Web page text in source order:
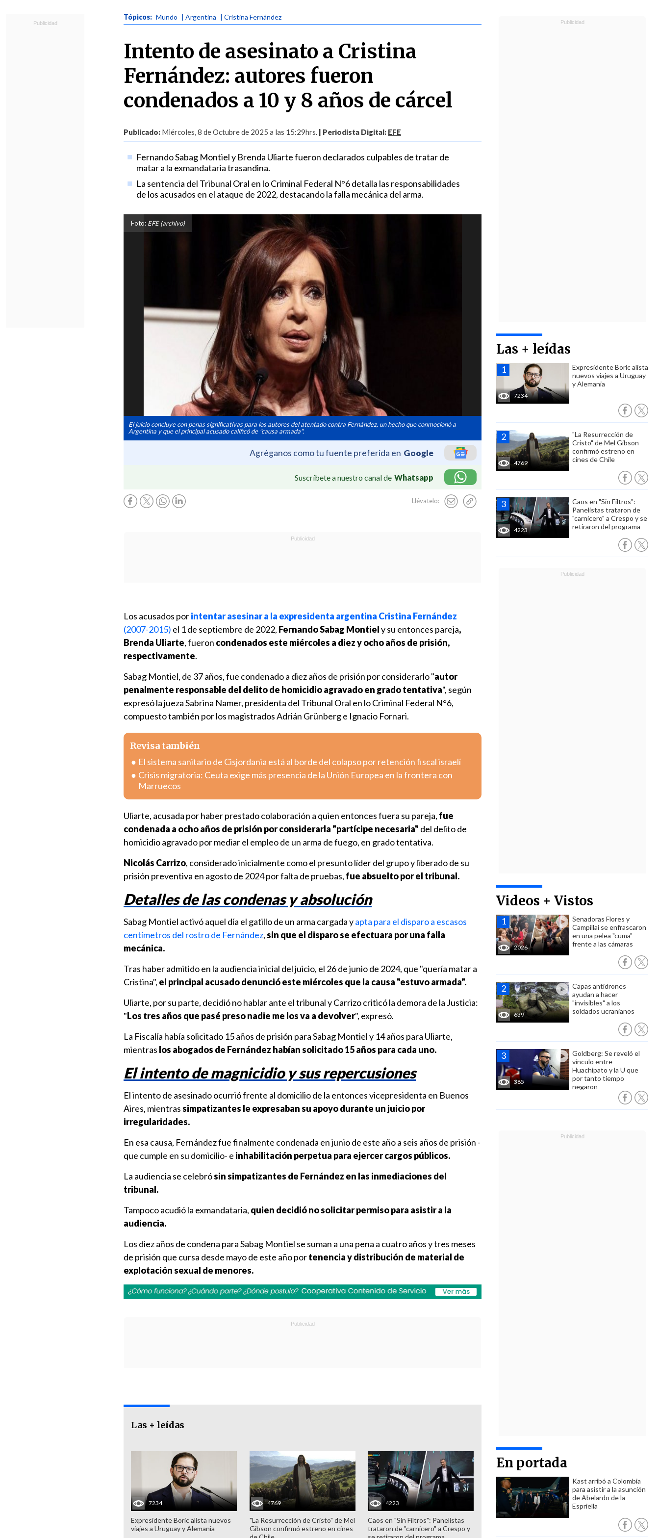
Tópicos: Mundo | Argentina | Cristina Fernández
Intento de asesinato a Cristina
Fernández: autores fueron
condenados a 10 y 8 años de cárcel
Publicado: Miércoles, 8 de Octubre de 2025 a las 15:29hrs. | Periodista Digital: EFE
Fernando Sabag Montiel y Brenda Uliarte fueron declarados culpables de tratar de
matar a la exmandataria trasandina.
La sentencia del Tribunal Oral en lo Criminal Federal N°6 detalla las responsabilidades
de los acusados en el ataque de 2022, destacando la falla mecánica del arma.
Foto: EFE (archivo)
El juicio concluye con penas significativas para los autores del atentado contra Fernández, un hecho que conmocionó a
Argentina y que el principal acusado calificó de "causa armada".
Agréganos como tu fuente preferida en Google
Suscríbete a nuestro canal de Whatsapp
Llévatelo:
Las + leídas
7234
Expresidente Boric alista
nuevos viajes a Uruguay
y Alemania
4769
"La Resurrección de
Cristo" de Mel Gibson
confirmó estreno en
cines de Chile
4223
Caos en "Sin Filtros":
Panelistas trataron de
"carnicero" a Crespo y se
retiraron del programa
Videos + Vistos
2026
Senadoras Flores y
Campillai se enfrascaron
en una pelea "cuma"
frente a las cámaras
639
Capas antidrones
ayudan a hacer
"invisibles" a los
soldados ucranianos
385
Goldberg: Se reveló el
vínculo entre
Huachipato y la U que
por tanto tiempo
negaron
En portada
Kast arribó a Colombia
para asistir a la asunción
de Abelardo de la
Espriella
Los acusados porintentar asesinar a la expresidenta argentina Cristina Fernández
(2007-2015) el 1 de septiembre de 2022, Fernando Sabag Montiely su entonces pareja,
Brenda Uliarte, fueron condenados este miércoles a diez y ocho años de prisión,
respectivamente.
Sabag Montiel, de 37 años, fue condenado a diez años de prisión por considerarlo "autor
penalmente responsable del delito de homicidio agravado en grado tentativa", según
expresó la jueza Sabrina Namer, presidenta del Tribunal Oral en lo Criminal Federal N°6,
compuesto también por los magistrados Adrián Grünberg e Ignacio Fornari.
Revisa también
El sistema sanitario de Cisjordania está al borde del colapso por retención fiscal israelí
Crisis migratoria: Ceuta exige más presencia de la Unión Europea en la frontera con
Marruecos
Uliarte, acusada por haber prestado colaboración a quien entonces fuera su pareja, fue
condenada a ocho años de prisión por considerarla "partícipe necesaria" del delito de
homicidio agravado por mediar el empleo de un arma de fuego, en grado tentativa.
Nicolás Carrizo, considerado inicialmente como el presunto líder del grupo y liberado de su
prisión preventiva en agosto de 2024 por falta de pruebas, fue absuelto por el tribunal.
Detalles de las condenas y absolución
Sabag Montiel activó aquel día el gatillo de un arma cargada yapta para el disparo a escasos
centímetros del rostro de Fernández,sin que el disparo se efectuara por una falla
mecánica.
Tras haber admitido en la audiencia inicial del juicio, el 26 de junio de 2024, que "quería matar a
Cristina", el principal acusado denunció este miércoles que la causa "estuvo armada".
Uliarte, por su parte, decidió no hablar ante el tribunal y Carrizo criticó la demora de la Justicia:
"Los tres años que pasé preso nadie me los va a devolver", expresó.
La Fiscalía había solicitado 15 años de prisión para Sabag Montiel y 14 años para Uliarte,
mientras los abogados de Fernández habían solicitado 15 años para cada uno.
El intento de magnicidio y sus repercusiones
El intento de asesinado ocurrió frente al domicilio de la entonces vicepresidenta en Buenos
Aires, mientrassimpatizantes le expresaban su apoyo durante un juicio por
irregularidades.
En esa causa, Fernández fue finalmente condenada en junio de este año a seis años de prisión -
que cumple en su domicilio- e inhabilitación perpetua para ejercer cargos públicos.
La audiencia se celebrósin simpatizantes de Fernández en las inmediaciones del
tribunal.
Tampoco acudió la exmandataria, quien decidió no solicitar permiso para asistir a la
audiencia.
Los diez años de condena para Sabag Montiel se suman a una pena a cuatro años y tres meses
de prisión que cursa desde mayo de este año portenencia y distribución de material de
explotación sexual de menores.
Las + leídas
7234
Expresidente Boric alista nuevos
viajes a Uruguay y Alemania
4769
"La Resurrección de Cristo" de Mel
Gibson confirmó estreno en cines
4223
Caos en "Sin Filtros": Panelistas
trataron de "carnicero" a Crespo y